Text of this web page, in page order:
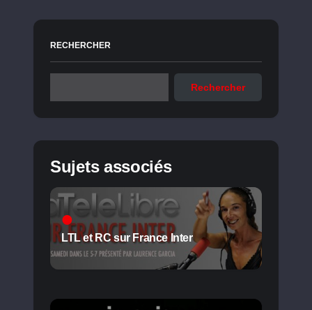
RECHERCHER
Rechercher
Sujets associés
LTL et RC sur France Inter